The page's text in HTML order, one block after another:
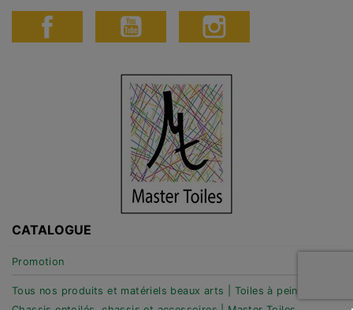
CATALOGUE
Promotion
Tous nos produits et matériels beaux arts | Toiles à peindre,